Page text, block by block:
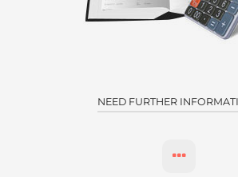
NEED FURTHER